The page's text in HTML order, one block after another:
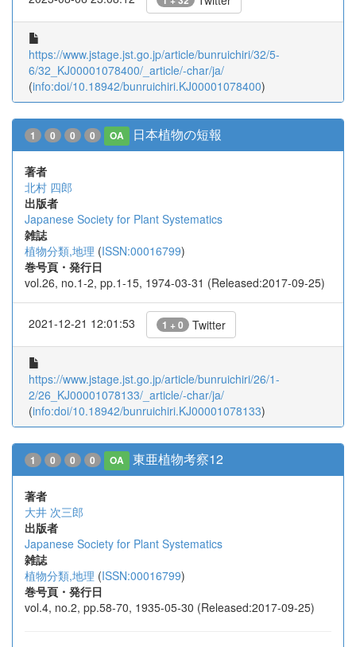
https://www.jstage.jst.go.jp/article/bunruichiri/32/5-
6/32_KJ00001078400/_article/-char/ja/
(info:doi/10.18942/bunruichiri.KJ00001078400)
1 0 0 0 OA 日本植物の短報
著者
北村 四郎
出版者
Japanese Society for Plant Systematics
雑誌
植物分類,地理 (ISSN:00016799)
巻号頁・発行日
vol.26, no.1-2, pp.1-15, 1974-03-31 (Released:2017-09-25)
2021-12-21 12:01:53 1 + 0 Twitter
https://www.jstage.jst.go.jp/article/bunruichiri/26/1-
2/26_KJ00001078133/_article/-char/ja/
(info:doi/10.18942/bunruichiri.KJ00001078133)
1 0 0 0 OA 東亜植物考察12
著者
大井 次三郎
出版者
Japanese Society for Plant Systematics
雑誌
植物分類,地理 (ISSN:00016799)
巻号頁・発行日
vol.4, no.2, pp.58-70, 1935-05-30 (Released:2017-09-25)